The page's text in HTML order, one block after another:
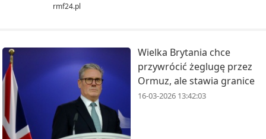
rmf24.pl
Wielka Brytania chce
przywrócić żeglugę przez
Ormuz, ale stawia granice
16-03-2026 13:42:03